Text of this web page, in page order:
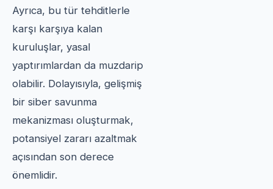
Ayrıca, bu tür tehditlerle
karşı karşıya kalan
kuruluşlar, yasal
yaptırımlardan da muzdarip
olabilir. Dolayısıyla, gelişmiş
bir siber savunma
mekanizması oluşturmak,
potansiyel zararı azaltmak
açısından son derece
önemlidir.